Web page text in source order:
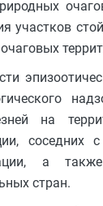
участков
на
соседних
а
стран.